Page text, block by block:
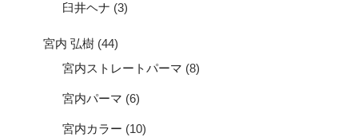
臼井ヘナ (3)
宮内 弘樹 (44)
宮内ストレートパーマ (8)
宮内パーマ (6)
宮内カラー (10)